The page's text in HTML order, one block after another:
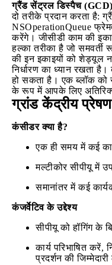
ग्रैंड सेंट्रल डिस्पैच (GCD)
दो तरीके प्रदान करता है:
NSOperationQueue
करेंगे। जीसीडी काम की
हल्का तरीका है जो समवर्ती
की इन इकाइयों को शेड्यूल
निर्धारण का ध्यान रखता है।
हो सकता है। एक ब्लॉक को
के रूप में आपके लिए
ग्रांड केंद्रीय
कंसीडर क्या है?
एक ही समय में कई
मल्टीकोर सीपीयू में
समानांतर में कई
कंजर्वेटिव के उद्देश्य
सीपीयू को हॉगिंग के
कार्य परिभाषित करें,
प्रदर्शन की